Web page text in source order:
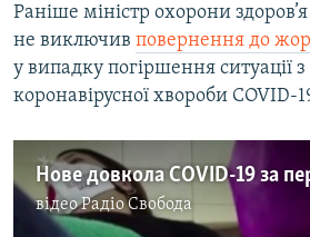
Раніше міністр охорони
не виключив повернення до
у випадку погіршення ситуації
коронавірусної хвороби COVID-
відеоРадіо Свобода